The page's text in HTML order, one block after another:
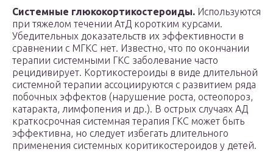
Системные глюкокортикостероиды. Используются
при тяжелом течении АтД коротким курсами.
Убедительных доказательств их эффективности в
сравнении с МГКС нет. Известно, что по окончании
терапии системными ГКС заболевание часто
рецидивирует. Кортикостероиды в виде длительной
системной терапии ассоциируются с развитием ряда
побочных эффектов (нарушение роста, остеопороз,
катаракта, лимфопения и др.). В острых случаях АД
краткосрочная системная терапия ГКС может быть
эффективна, но следует избегать длительного
применения системных коритикостероидов у детей.